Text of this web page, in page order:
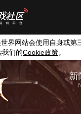
界网站会使用自身或第
我们的Cookie政策。
新